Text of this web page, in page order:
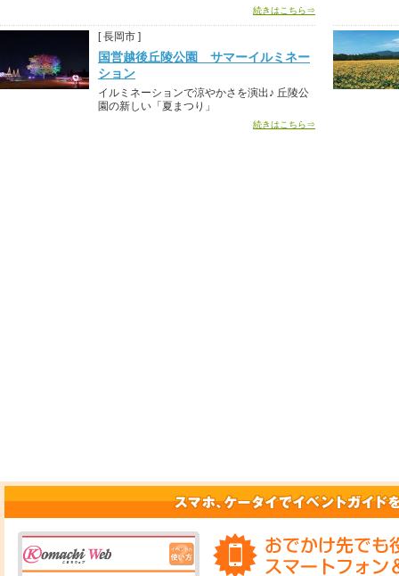
続きはこちら⇒
[ 長岡市 ]
国営越後丘陵公園 サマーイルミネー
ション
イルミネーションで涼やかさを演出♪ 丘陵公
園の新しい「夏まつり」
続きはこちら⇒